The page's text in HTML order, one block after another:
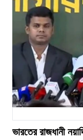
ভারতের রাজধানী